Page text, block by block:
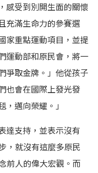
感受到別開生面的關懷
充滿生命力的參賽選
家重點運動項目，並提
運動部和原民會，將一
爭取金牌。」他從孩子
也會在國際上發光發
邁向榮耀。」
達支持，並表示沒有
，就沒有這麼多原民
前人的偉大宏觀。而